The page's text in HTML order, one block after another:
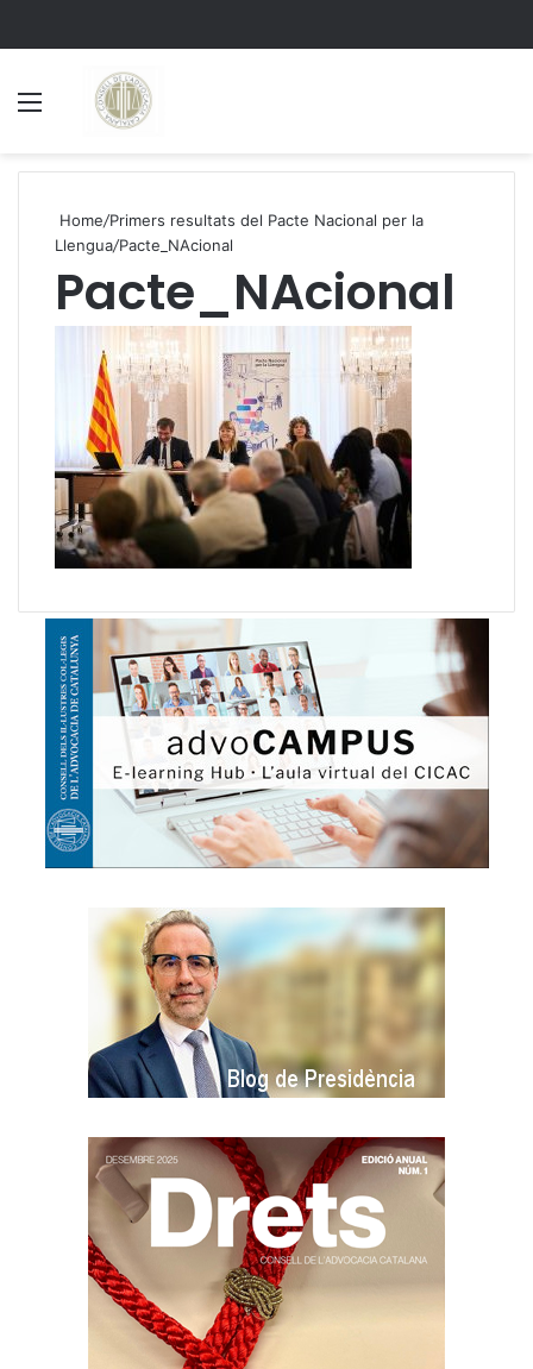
Home/Primers resultats del Pacte Nacional per la
Llengua/Pacte_NAcional
Pacte_NAcional